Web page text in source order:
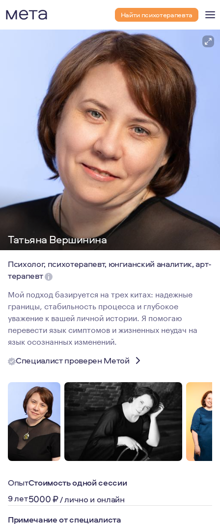
Найти психотерапевта
Татьяна Вершинина
Психолог, психотерапевт, юнгианский аналитик, арт-
терапевт
Мой подход базируется на трех китах: надежные
границы, стабильность процесса и глубокое
уважение к вашей личной истории. Я помогаю
перевести язык симптомов и жизненных неудач на
язык осознанных изменений.
Специалист проверен Метой
Опыт
9 лет
Стоимость одной сессии
5000₽/лично и онлайн
Примечание от специалиста